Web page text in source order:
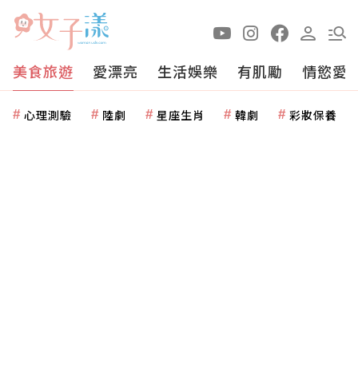
美食旅遊 愛漂亮 生活娛樂 有肌勵 情慾愛
心理測驗 陸劇 星座生肖 韓劇 彩妝保養